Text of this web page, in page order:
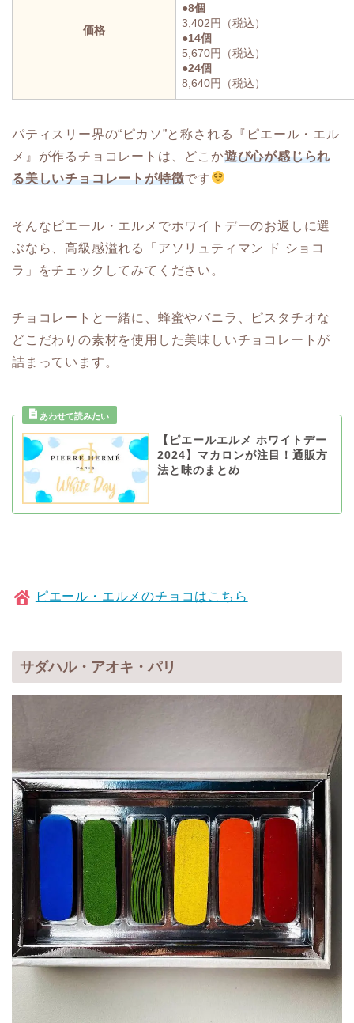
価格
●8個
3,402円（税込）
●14個
5,670円（税込）
●24個
8,640円（税込）
パティスリー界の“ピカソ”と称される『ピエール・エル
メ』が作るチョコレートは、どこか遊び心が感じられ
る美しいチョコレートが特徴です
そんなピエール・エルメでホワイトデーのお返しに選
ぶなら、高級感溢れる「アソリュティマン ド ショコ
ラ」をチェックしてみてください。
チョコレートと一緒に、蜂蜜やバニラ、ピスタチオな
どこだわりの素材を使用した美味しいチョコレートが
詰まっています。
【ピエールエルメ ホワイトデー
2024】マカロンが注目！通販方
法と味のまとめ
ピエール・エルメのチョコはこちら
サダハル・アオキ・パリ